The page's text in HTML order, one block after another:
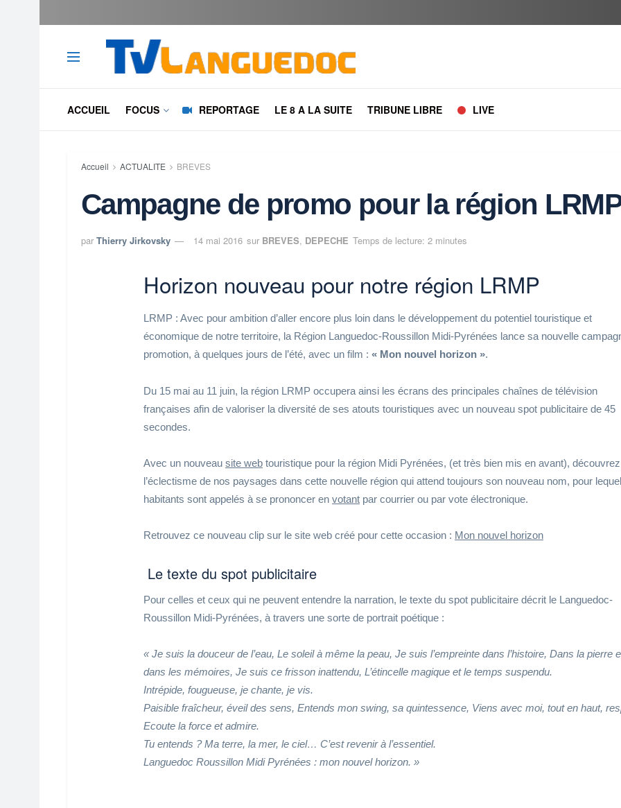
ACCUEIL FOCUS REPORTAGE LE 8 A LA SUITE TRIBUNE LIBRE LIVE
Accueil ACTUALITE BREVES
Campagne de promo pour la région
par Thierry Jirkovsky 14 mai 2016 sur BREVES, DEPECHE Temps de lecture: 2 minutes
Horizon nouveau pour notre région LRMP
LRMP : Avec pour ambition d’aller encore plus loin dans le développement du potentiel touristique et
économique de notre territoire, la Région Languedoc-Roussillon Midi-Pyrénées lance sa nouvelle
promotion, à quelques jours de l’été, avec un film : « Mon nouvel horizon ».
Du 15 mai au 11 juin, la région LRMP occupera ainsi les écrans des principales chaînes de télévision
françaises afin de valoriser la diversité de ses atouts touristiques avec un nouveau spot publicitaire de 45
secondes.
Avec un nouveau site web touristique pour la région Midi Pyrénées, (et très bien mis en avant), découvrez
l’éclectisme de nos paysages dans cette nouvelle région qui attend toujours son nouveau nom, pour
habitants sont appelés à se prononcer en votant par courrier ou par vote électronique.
Retrouvez ce nouveau clip sur le site web créé pour cette occasion : Mon nouvel horizon
Le texte du spot publicitaire
Pour celles et ceux qui ne peuvent entendre la narration, le texte du spot publicitaire décrit le Languedoc-
Roussillon Midi-Pyrénées, à travers une sorte de portrait poétique :
« Je suis la douceur de l’eau, Le soleil à même la peau, Je suis l’empreinte dans l’histoire, Dans la pierre
dans les mémoires, Je suis ce frisson inattendu, L’étincelle magique et le temps suspendu.
Intrépide, fougueuse, je chante, je vis.
Paisible fraîcheur, éveil des sens, Entends mon swing, sa quintessence, Viens avec moi, tout en haut,
Ecoute la force et admire.
Tu entends ? Ma terre, la mer, le ciel… C’est revenir à l’essentiel.
Languedoc Roussillon Midi Pyrénées : mon nouvel horizon. »